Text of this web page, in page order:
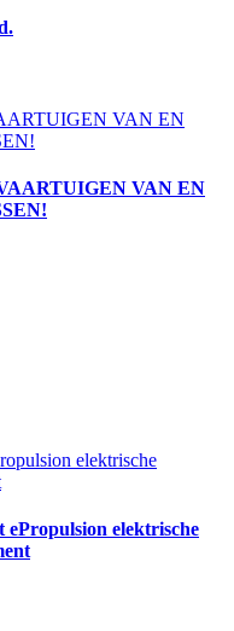
VAN EN
VAN EN
elektrische
elektrische